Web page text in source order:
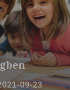
09-23